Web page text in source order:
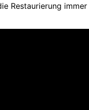
Restaurierung